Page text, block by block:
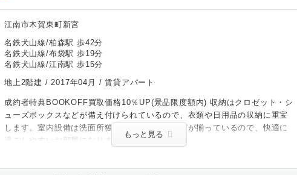
江南市木賀東町新宮
名鉄犬山線/柏森駅 歩42分
名鉄犬山線/布袋駅 歩19分
名鉄犬山線/江南駅 歩15分
地上2階建 /2017年04月 / 賃貸アパート
成約者特典BOOKOFF買取価格10％UP(景品限度額内) 収納はクロゼット・シ
ューズボックスなどが備え付けられているので、衣類や日用品の収納に重宝
します。室内設備は洗面所独立・浴室乾燥機などが揃っているので、快適に
過ごしやすいお部屋になります。
もっと見る